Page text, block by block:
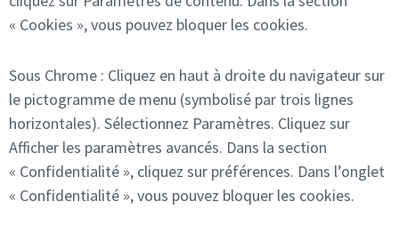
« Cookies », vous pouvez bloquer les cookies.
Sous Chrome : Cliquez en haut à droite du navigateur sur
le pictogramme de menu (symbolisé par trois lignes
horizontales). Sélectionnez Paramètres. Cliquez sur
Afficher les paramètres avancés. Dans la section
« Confidentialité », cliquez sur préférences. Dans l’onglet
« Confidentialité », vous pouvez bloquer les cookies.